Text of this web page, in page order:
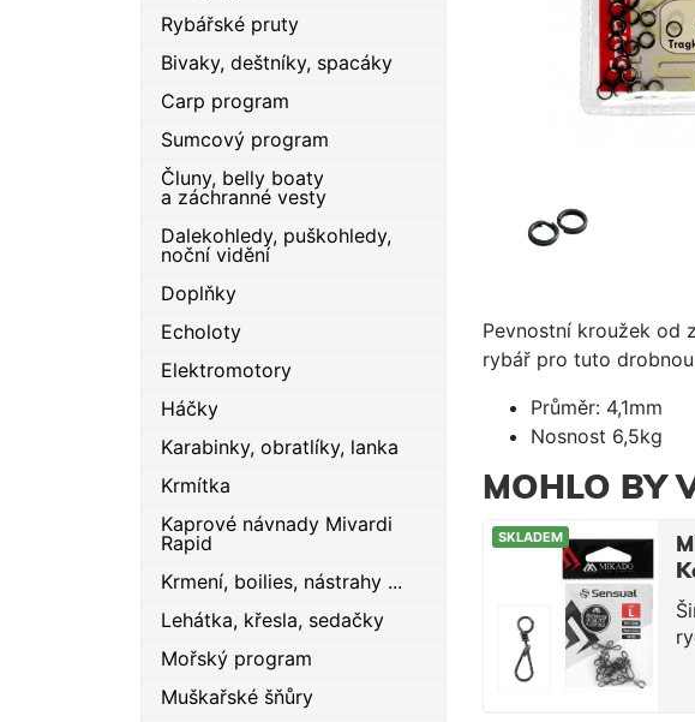
Rybářské pruty
Bivaky, deštníky, spacáky
Carp program
Sumcový program
Čluny, belly boaty
a záchranné vesty
Dalekohledy, puškohledy,
noční vidění
Doplňky
Echoloty
Elektromotory
Háčky
Karabinky, obratlíky, lanka
Krmítka
Kaprové návnady Mivardi
Rapid
Krmení, boilies, nástrahy ...
Lehátka, křesla, sedačky
Mořský program
Muškařské šňůry
Pevnostní kroužek od
rybář pro tuto
Průměr: 4,1mm
Nosnost 6,5kg
MOHLO BY
SKLADEM